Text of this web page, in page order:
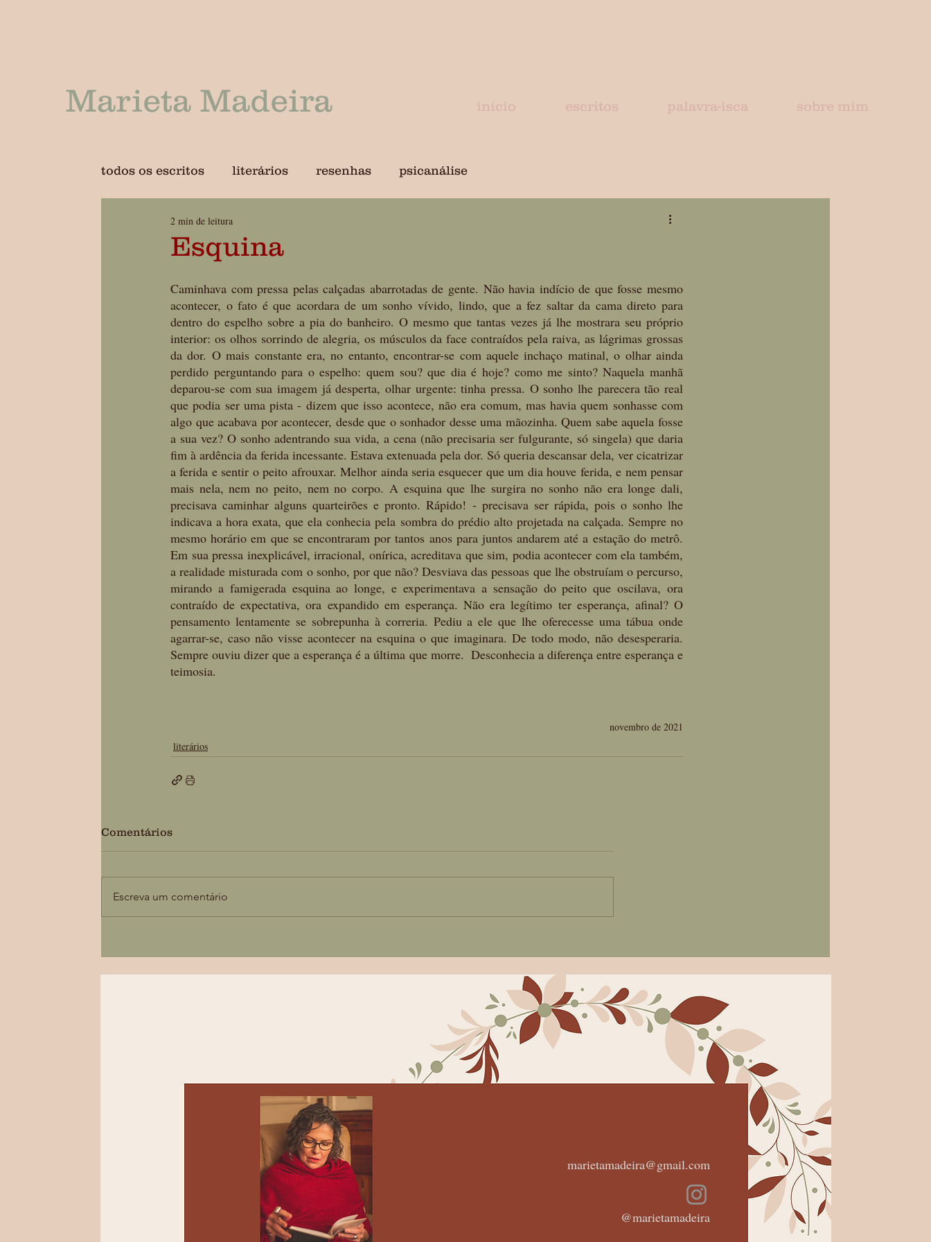
Marieta Madeira início escritos palavra-isca sobre mim
todos os escritos literários resenhas psicanálise
Esquina
2 min de leitura
Caminhava com pressa pelas calçadas abarrotadas de gente. Não havia indício de que fosse mesmo
acontecer, o fato é que acordara de um sonho vívido, lindo, que a fez saltar da cama direto para
dentro do espelho sobre a pia do banheiro. O mesmo que tantas vezes já lhe mostrara seu próprio
interior: os olhos sorrindo de alegria, os músculos da face contraídos pela raiva, as lágrimas grossas
da dor. O mais constante era, no entanto, encontrar-se com aquele inchaço matinal, o olhar ainda
perdido perguntando para o espelho: quem sou? que dia é hoje? como me sinto? Naquela manhã
deparou-se com sua imagem já desperta, olhar urgente: tinha pressa. O sonho lhe parecera tão real
que podia ser uma pista - dizem que isso acontece, não era comum, mas havia quem sonhasse com
algo que acabava por acontecer, desde que o sonhador desse uma mãozinha. Quem sabe aquela fosse
a sua vez? O sonho adentrando sua vida, a cena (não precisaria ser fulgurante, só singela) que daria
fim à ardência da ferida incessante. Estava extenuada pela dor. Só queria descansar dela, ver cicatrizar
a ferida e sentir o peito afrouxar. Melhor ainda seria esquecer que um dia houve ferida, e nem pensar
mais nela, nem no peito, nem no corpo. A esquina que lhe surgira no sonho não era longe dali,
precisava caminhar alguns quarteirões e pronto. Rápido! - precisava ser rápida, pois o sonho lhe
indicava a hora exata, que ela conhecia pela sombra do prédio alto projetada na calçada. Sempre no
mesmo horário em que se encontraram por tantos anos para juntos andarem até a estação do metrô.
Em sua pressa inexplicável, irracional, onírica, acreditava que sim, podia acontecer com ela também,
a realidade misturada com o sonho, por que não? Desviava das pessoas que lhe obstruíam o percurso,
mirando a famigerada esquina ao longe, e experimentava a sensação do peito que oscilava, ora
contraído de expectativa, ora expandido em esperança. Não era legítimo ter esperança, afinal? O
pensamento lentamente se sobrepunha à correria. Pediu a ele que lhe oferecesse uma tábua onde
agarrar-se, caso não visse acontecer na esquina o que imaginara. De todo modo, não desesperaria.
Sempre ouviu dizer que a esperança é a última que morre.  Desconhecia a diferença entre esperança e
teimosia.
novembro de 2021
literários
Comentários
Escreva um comentário
marietamadeira@gmail.com
@marietamadeira